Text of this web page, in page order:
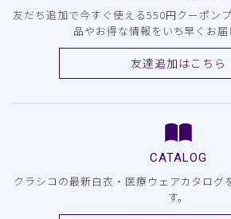
友だち追加で今すぐ使える550円クーポン
品やお得な情報をいち早くお届
友達追加はこちら
CATALOG
クラシコの最新白衣・医療ウェアカタログ
す。